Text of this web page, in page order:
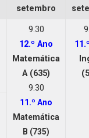
setembro
9.30
12.º Ano
Matemática
A (635)
9.30
11.º Ano
Matemática
B (735)